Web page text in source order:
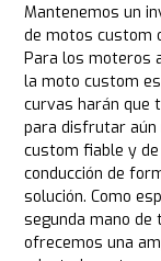
Mantenemos un
de motos custom
Para los moteros
la moto custom
curvas harán que
para disfrutar aún
custom fiable y
conducción de
solución. Como
segunda mano
ofrecemos una